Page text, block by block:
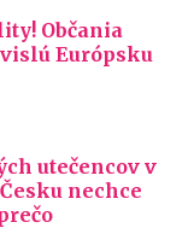
Občania
Európsku
utečencov v
nechce